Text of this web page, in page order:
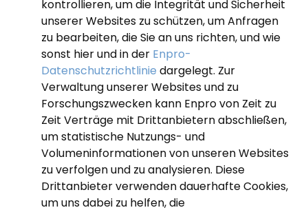
kontrollieren, um die Integrität und Sicherheit
unserer Websites zu schützen, um Anfragen
zu bearbeiten, die Sie an uns richten, und wie
sonst hier und in der Enpro-
Datenschutzrichtlinie dargelegt. Zur
Verwaltung unserer Websites und zu
Forschungszwecken kann Enpro von Zeit zu
Zeit Verträge mit Drittanbietern abschließen,
um statistische Nutzungs- und
Volumeninformationen von unseren Websites
zu verfolgen und zu analysieren. Diese
Drittanbieter verwenden dauerhafte Cookies,
um uns dabei zu helfen, die